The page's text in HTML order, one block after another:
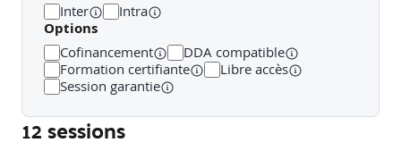
pour une meilleure expérience candidat (3h)
Analyser l'impact des nouvelles technologies sur le
processus de recrutement
Mettre en place des techniques de sélection
rigoureuses et éthiques
Favoriser une communication claire et transparente
Inter Intra
Options
Cofinancement
DDA compatible
Formation certifiante
Libre accès
Session garantie
12 sessions